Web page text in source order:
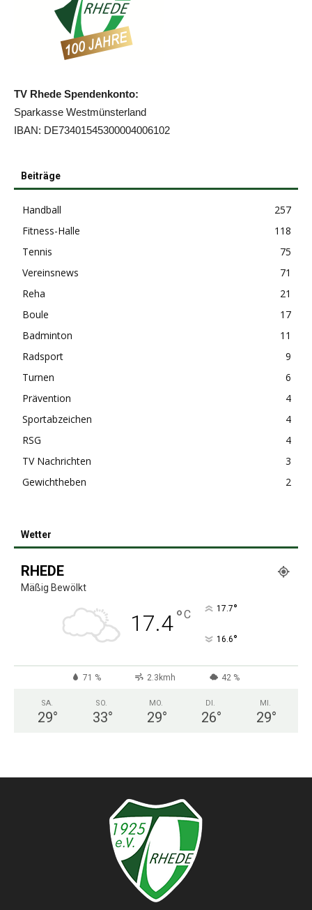
TV Rhede Spendenkonto:
Sparkasse Westmünsterland
IBAN: DE73401545300004006102
Beiträge
Handball
257
Fitness-Halle
118
Tennis
75
Vereinsnews
71
Reha
21
Boule
17
Badminton
11
Radsport
9
Turnen
6
Prävention
4
Sportabzeichen
4
RSG
4
TV Nachrichten
3
Gewichtheben
2
Wetter
RHEDE
Mäßig Bewölkt
17.4°C 17.7°
16.6°
71 % 2.3kmh 42 %
SA.
29°
SO.
33°
MO.
29°
DI.
26°
MI.
29°